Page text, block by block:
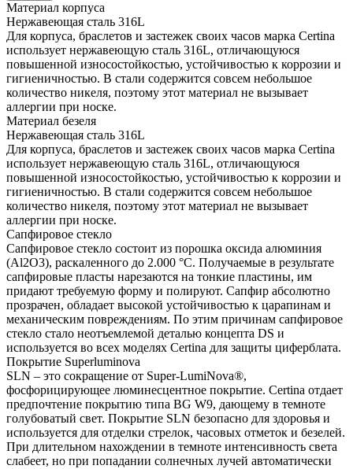
Материал корпуса
Нержавеющая сталь 316L
Для корпуса, браслетов и застежек своих часов марка Certina
использует нержавеющую сталь 316L, отличающуюся
повышенной износостойкостью, устойчивостью к коррозии и
гигиеничностью. В стали содержится совсем небольшое
количество никеля, поэтому этот материал не вызывает
аллергии при носке.
Материал безеля
Нержавеющая сталь 316L
Для корпуса, браслетов и застежек своих часов марка Certina
использует нержавеющую сталь 316L, отличающуюся
повышенной износостойкостью, устойчивостью к коррозии и
гигиеничностью. В стали содержится совсем небольшое
количество никеля, поэтому этот материал не вызывает
аллергии при носке.
Сапфировое стекло
Сапфировое стекло состоит из порошка оксида алюминия
(Al2O3), раскаленного до 2.000 °C. Получаемые в результате
сапфировые пласты нарезаются на тонкие пластины, им
придают требуемую форму и полируют. Сапфир абсолютно
прозрачен, обладает высокой устойчивостью к царапинам и
механическим повреждениям. По этим причинам сапфировое
стекло стало неотъемлемой деталью концепта DS и
используется во всех моделях Certina для защиты циферблата.
Покрытие Superluminova
SLN – это сокращение от Super-LumiNova®,
фосфорицирующее люминесцентное покрытие. Certina отдает
предпочтение покрытию типа BG W9, дающему в темноте
голубоватый свет. Покрытие SLN безопасно для здоровья и
используется для отделки стрелок, часовых отметок и безелей.
При длительном нахождении в темноте интенсивность света
слабеет, но при попадании солнечных лучей автоматически